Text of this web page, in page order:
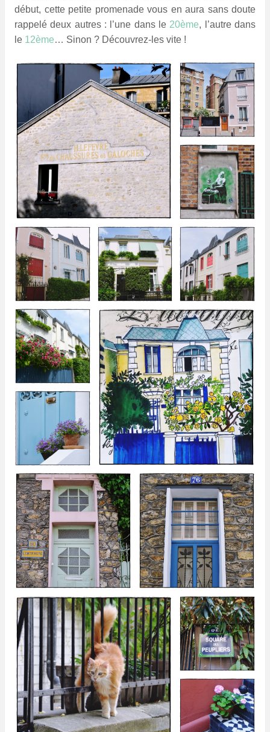
début, cette petite promenade vous en aura sans doute
rappelé deux autres : l’une dans le 20ème, l’autre dans
le 12ème… Sinon ? Découvrez-les vite !